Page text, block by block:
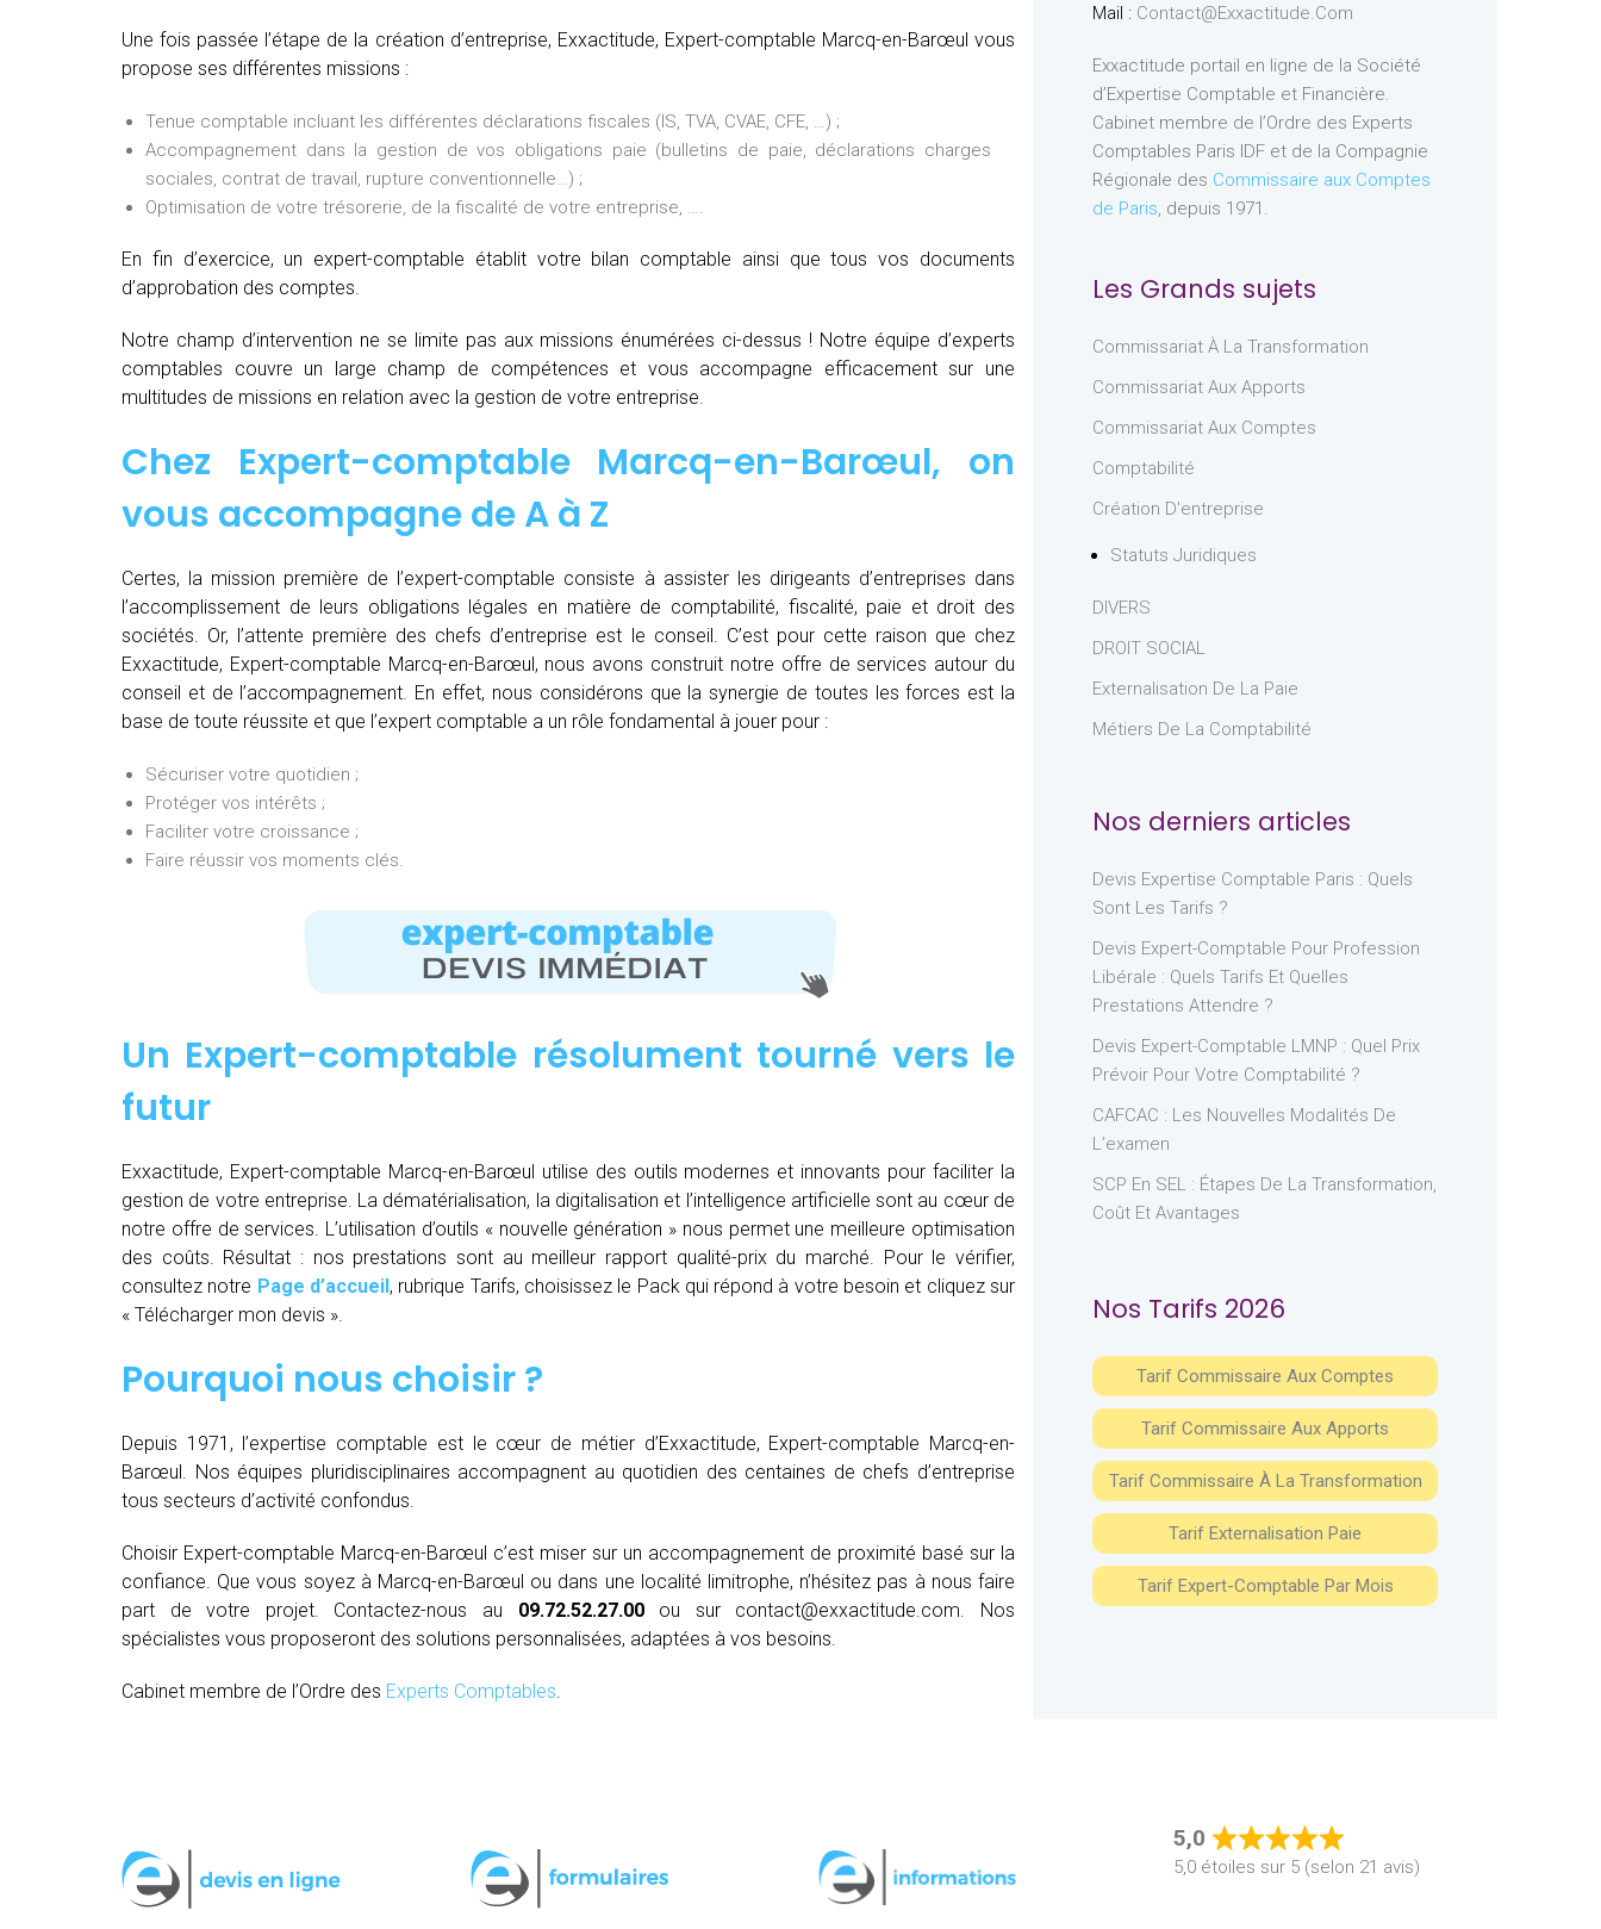
Une fois passée l’étape de la création d’entreprise, Exxactitude, Expert-comptable Marcq-en-Barœul vous
propose ses différentes missions :
Tenue comptable incluant les différentes déclarations fiscales (IS, TVA, CVAE, CFE, …) ;
Accompagnement dans la gestion de vos obligations paie (bulletins de paie, déclarations charges
sociales, contrat de travail, rupture conventionnelle…) ;
Optimisation de votre trésorerie, de la fiscalité de votre entreprise, ….
En fin d’exercice, un expert-comptable établit votre bilan comptable ainsi que tous vos documents
d’approbation des comptes.
Notre champ d’intervention ne se limite pas aux missions énumérées ci-dessus ! Notre équipe d’experts
comptables couvre un large champ de compétences et vous accompagne efficacement sur une
multitudes de missions en relation avec la gestion de votre entreprise.
Chez Expert-comptable Marcq-en-Barœul, on
vous accompagne deA à Z
Certes, la mission première de l’expert-comptable consiste à assister les dirigeants d’entreprises dans
l’accomplissement de leurs obligations légales en matière de comptabilité, fiscalité, paie et droit des
sociétés. Or, l’attente première des chefs d’entreprise est le conseil. C’est pour cette raison que chez
Exxactitude, Expert-comptable Marcq-en-Barœul, nous avons construit notre offre de services autour du
conseil et de l’accompagnement. En effet, nous considérons que la synergie de toutes les forces est la
base de toute réussite et que l’expert comptable a un rôle fondamental à jouer pour :
Sécuriser votre quotidien ;
Protéger vos intérêts ;
Faciliter votre croissance ;
Faire réussir vos moments clés.
Un Expert-comptable résolument tourné vers le
futur
Exxactitude, Expert-comptable Marcq-en-Barœul utilise des outils modernes et innovants pour faciliter la
gestion de votre entreprise. La dématérialisation, la digitalisation et l’intelligence artificielle sont au cœur de
notre offre de services. L’utilisation d’outils « nouvelle génération » nous permet une meilleure optimisation
des coûts. Résultat : nos prestations sont au meilleur rapport qualité-prix du marché. Pour le vérifier,
consultez notre Page d’accueil, rubrique Tarifs, choisissez le Pack qui répond à votre besoin et cliquez sur
« Télécharger mon devis ».
Pourquoi nous choisir ?
Depuis 1971, l’expertise comptable est le cœur de métier d’Exxactitude, Expert-comptable Marcq-en-
Barœul. Nos équipes pluridisciplinaires accompagnent au quotidien des centaines de chefs d’entreprise
tous secteurs d’activité confondus.
Choisir Expert-comptable Marcq-en-Barœul c’est miser sur un accompagnement de proximité basé sur la
confiance. Que vous soyez à Marcq-en-Barœul ou dans une localité limitrophe, n’hésitez pas à nous faire
part de votre projet. Contactez-nous au 09.72.52.27.00ou sur contact@exxactitude.com. Nos
spécialistes vous proposeront des solutions personnalisées, adaptées à vos besoins.
Cabinet membre de l’Ordre des Experts Comptables.
Mail : Contact@exxactitude.com
Exxactitude portail en ligne de la Société
d’Expertise Comptable et Financière.
Cabinet membre de l’Ordre des Experts
Comptables Paris IDF et de la Compagnie
Régionale des Commissaire aux Comptes
de Paris, depuis 1971.
Les Grands sujets
Commissariat À La Transformation
Commissariat Aux Apports
Commissariat Aux Comptes
Comptabilité
Création D'entreprise
Statuts Juridiques
DIVERS
DROIT SOCIAL
Externalisation De La Paie
Métiers De La Comptabilité
Nos derniers articles
Devis Expertise Comptable Paris : Quels
Sont Les Tarifs ?
Devis Expert-Comptable Pour Profession
Libérale : Quels Tarifs Et Quelles
Prestations Attendre ?
Devis Expert-Comptable LMNP : Quel Prix
Prévoir Pour Votre Comptabilité ?
CAFCAC : Les Nouvelles Modalités De
L’examen
SCP En SEL : Étapes De La Transformation,
Coût Et Avantages
Nos Tarifs 2026
Tarif Commissaire Aux Comptes
Tarif Commissaire Aux Apports
Tarif Commissaire À La Transformation
Tarif Externalisation Paie
Tarif Expert-Comptable Par Mois
5,0
Rated
5,0
5,0 étoiles sur 5 (selon 21 avis)